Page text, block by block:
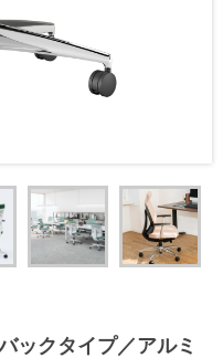
ックタイプ／アルミ